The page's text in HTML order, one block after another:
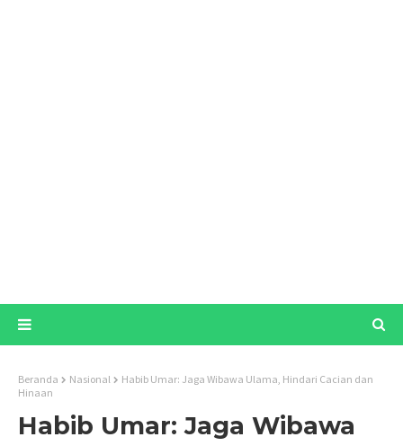
Beranda Nasional
Habib Umar: Jaga Wibawa Ulama, Hindari Cacian dan
Hinaan
Habib Umar: Jaga Wibawa